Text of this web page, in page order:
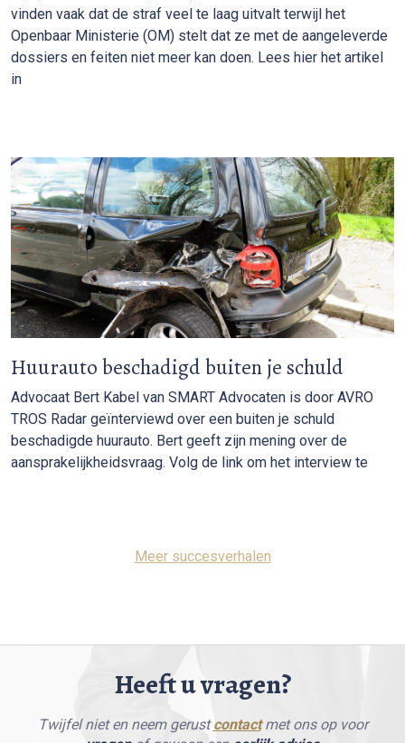
vinden vaak dat de straf veel te laag uitvalt terwijl het
Openbaar Ministerie (OM) stelt dat ze met de aangeleverde
dossiers en feiten niet meer kan doen. Lees hier het artikel
in
Huurauto beschadigd buiten je schuld
Advocaat Bert Kabel van SMART Advocaten is door AVRO
TROS Radar geïnterviewd over een buiten je schuld
beschadigde huurauto. Bert geeft zijn mening over de
aansprakelijkheidsvraag. Volg de link om het interview te
Meer succesverhalen
Heeft u vragen?
Twijfel niet en neem gerustcontactmet ons op voor